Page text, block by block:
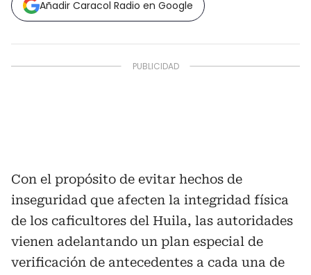
Añadir Caracol Radio en Google
Con el propósito de evitar hechos de
inseguridad que afecten la integridad física
de los caficultores del Huila, las autoridades
vienen adelantando un plan especial de
verificación de antecedentes a cada una de